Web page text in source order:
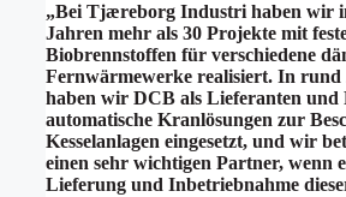
„Bei Tjæreborg Industri haben wir
Jahren mehr als 30 Projekte mit
Biobrennstoffen für verschiedene
Fernwärmewerke realisiert. In rund
haben wir DCB als Lieferanten
automatische Kranlösungen zur
Kesselanlagen eingesetzt, und wir
einen sehr wichtigen Partner, wenn
Lieferung und Inbetriebnahme